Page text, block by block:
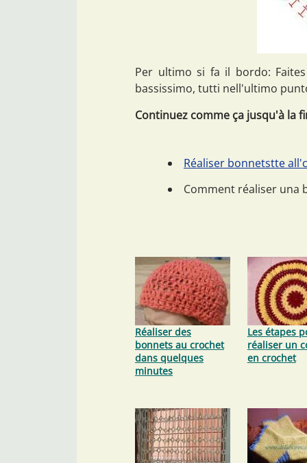
Per ultimo si fa il bordo:
bassissimo, tutti nell'ultimo
Continuez comme ça jusqu'à la
Réaliser bonnetstte
Comment réaliser una
Réaliser des
bonnets au crochet
dans quelques
minutes
Les étapes
réaliser un
en crochet